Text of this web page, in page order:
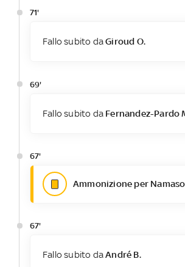
71'
Fallo subito daGiroud O.
69'
Fallo subito da Fernandez-Pardo
67'
Ammonizione per
67'
Fallo subito daAndré B.